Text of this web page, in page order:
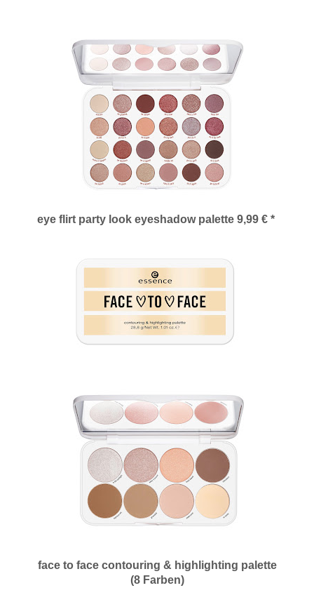
eye flirt party look eyeshadow palette 9,99 € *
face to face contouring & highlighting palette
(8 Farben)